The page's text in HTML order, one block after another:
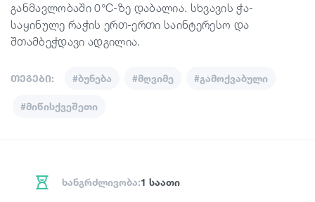
განმავლობაში 0°C-ზე დაბალია. სხვავის ჭა-
საყინულე რაჭის ერთ-ერთი საინტერესო და
შთამბეჭდავი ადგილია.
თეგები: #ბუნება #მღვიმე #გამოქვაბული
#მიწისქვეშეთი
ხანგრძლივობა:1 საათი